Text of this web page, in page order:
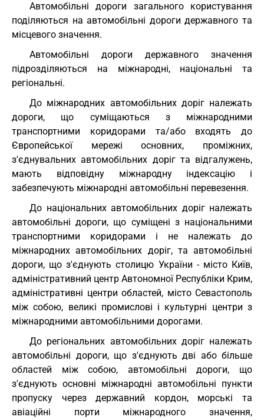
Автомобільні дороги загального користування
поділяються на автомобільні дороги державного та
місцевого значення.
Автомобільні дороги державного значення
підрозділяються на міжнародні, національні та
регіональні.
До міжнародних автомобільних доріг належать
дороги, що суміщаються з міжнародними
транспортними коридорами та/або входять до
Європейської мережі основних, проміжних,
з'єднувальних автомобільних доріг та відгалужень,
мають відповідну міжнародну індексацію і
забезпечують міжнародні автомобільні перевезення.
До національних автомобільних доріг належать
автомобільні дороги, що суміщені з національними
транспортними коридорами і не належать до
міжнародних автомобільних доріг, та автомобільні
дороги, що з'єднують столицю України - місто Київ,
адміністративний центр Автономної Республіки Крим,
адміністративні центри областей, місто Севастополь
між собою, великі промислові і культурні центри з
міжнародними автомобільними дорогами.
До регіональних автомобільних доріг належать
автомобільні дороги, що з'єднують дві або більше
областей між собою, автомобільні дороги, що
з'єднують основні міжнародні автомобільні пункти
пропуску через державний кордон, морські та
авіаційні порти міжнародного значення,